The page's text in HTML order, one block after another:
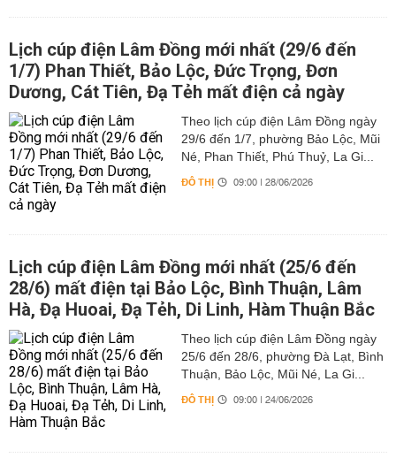
Lịch cúp điện Lâm Đồng mới nhất (29/6 đến
1/7) Phan Thiết, Bảo Lộc, Đức Trọng, Đơn
Dương, Cát Tiên, Đạ Tẻh mất điện cả ngày
Theo lịch cúp điện Lâm Đồng ngày
29/6 đến 1/7, phường Bảo Lộc, Mũi
Né, Phan Thiết, Phú Thuỷ, La Gi...
ĐÔ THỊ 09:00 | 28/06/2026
Lịch cúp điện Lâm Đồng mới nhất (25/6 đến
28/6) mất điện tại Bảo Lộc, Bình Thuận, Lâm
Hà, Đạ Huoai, Đạ Tẻh, Di Linh, Hàm Thuận Bắc
Theo lịch cúp điện Lâm Đồng ngày
25/6 đến 28/6, phường Đà Lạt, Bình
Thuận, Bảo Lộc, Mũi Né, La Gi...
ĐÔ THỊ 09:00 | 24/06/2026